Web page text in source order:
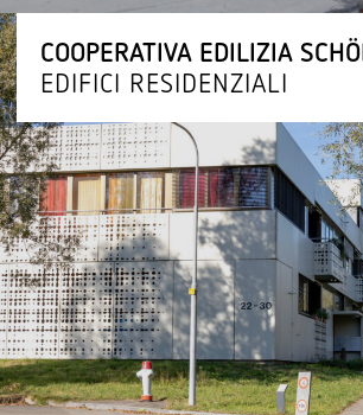
COOPE­RATIVA EDILIZIA
EDIFICI RESIDENZIALI